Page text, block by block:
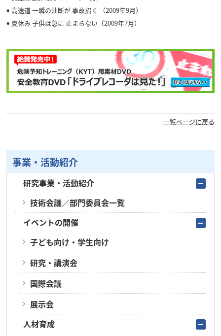
♦ 高速道 一瞬の油断が 事故招く （2009年9月）
♦ 夏休み 子供は急に 止まらない（2009年7月）
一覧ページに戻る
事業・活動紹介
研究事業・活動紹介
技術会議／部門委員会一覧
イベントの開催
子ども向け・学生向け
研究・講演会
国際会議
展示会
人材育成